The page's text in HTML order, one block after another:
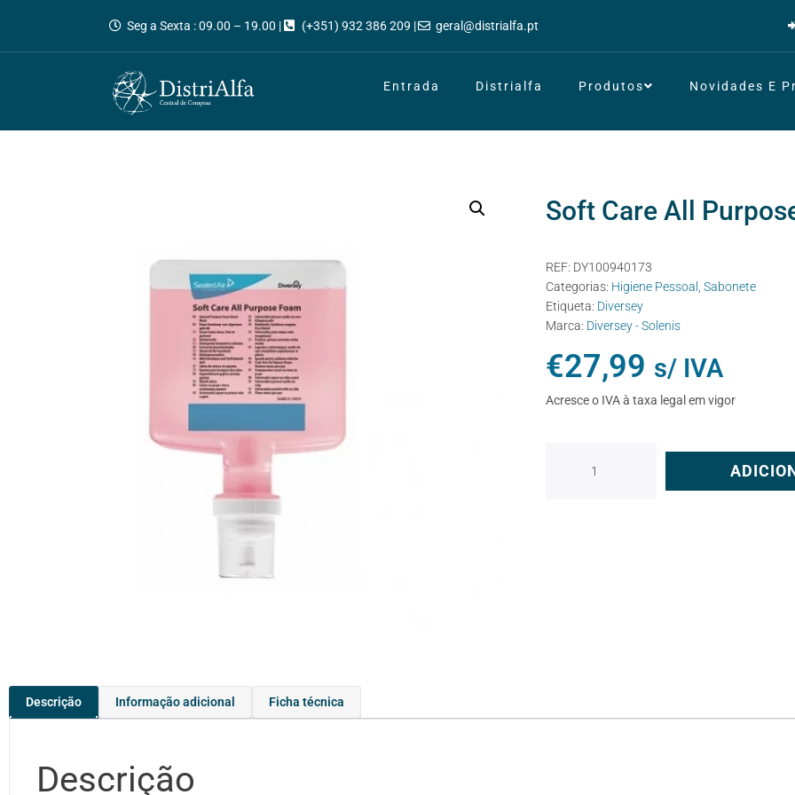
Seg a Sexta : 09.00 – 19.00 | (+351) 932 386 209 | geral@distrialfa.pt
Entrada Distrialfa Produtos Novidades E
Soft Care All
REF: DY100940173
Categorias: Higiene Pessoal
Sabonete
Etiqueta: Diversey
Marca: Diversey - Solenis
€27,99 s/ IVA
Acresce o IVA à taxa legal em vigor
Descrição Informação adicional Ficha técnica
Descrição